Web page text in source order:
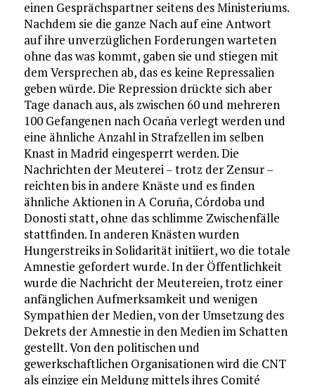
einen Gesprächspartner seitens des Ministeriums.
Nachdem sie die ganze Nach auf eine Antwort
auf ihre unverzüglichen Forderungen warteten
ohne das was kommt, gaben sie und stiegen mit
dem Versprechen ab, das es keine Repressalien
geben würde. Die Repression drückte sich aber
Tage danach aus, als zwischen 60 und mehreren
100 Gefangenen nach Ocaña verlegt werden und
eine ähnliche Anzahl in Strafzellen im selben
Knast in Madrid eingesperrt werden. Die
Nachrichten der Meuterei – trotz der Zensur –
reichten bis in andere Knäste und es finden
ähnliche Aktionen in A Coruña, Córdoba und
Donosti statt, ohne das schlimme Zwischenfälle
stattfinden. In anderen Knästen wurden
Hungerstreiks in Solidarität initiiert, wo die totale
Amnestie gefordert wurde. In der Öffentlichkeit
wurde die Nachricht der Meutereien, trotz einer
anfänglichen Aufmerksamkeit und wenigen
Sympathien der Medien, von der Umsetzung des
Dekrets der Amnestie in den Medien im Schatten
gestellt. Von den politischen und
gewerkschaftlichen Organisationen wird die CNT
als einzige ein Meldung mittels ihres Comité